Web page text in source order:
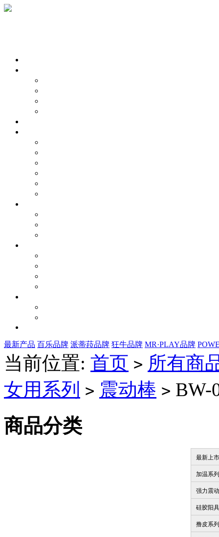
最新产品 百乐品牌 派蒂菈品牌 狂牛品牌 MR·PLAY品牌
当前位置: 首页 > 所有商
女用系列 > 震动棒 > BW-
商品分类
最新上市
加温系列
强力震动
硅胶阳具
撸皮系列